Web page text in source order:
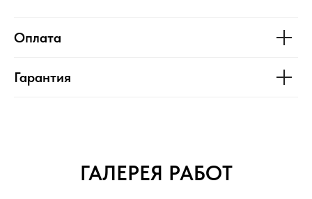
Оплата
Гарантия
ГАЛЕРЕЯ РАБОТ